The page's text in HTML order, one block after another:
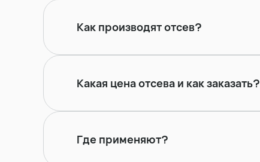
Как производят отсев?
Какая цена отсева и как заказать?
Где применяют?